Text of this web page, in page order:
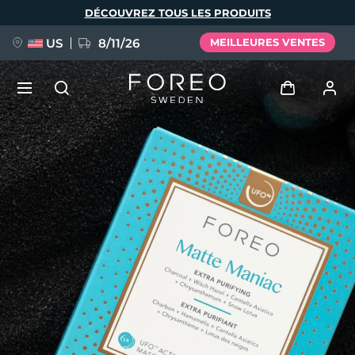
DÉCOUVREZ TOUS LES PRODUITS
US 8/11/26 MEILLEURES VENTES
Profil de l'utilisateur
Mes appareils
Mes commandes
Mes adresses
Mes abonnements
NOUVEAU
FAQ™ Pure Beauty-Tech Elixir
BREAKING NEWS
issa™ Teeth Whitening Set
Langue
English Deutsch
Español
Français
Italiano
Português
Polski
Svenska
Русский
Türkçe
简体中文 繁體中文